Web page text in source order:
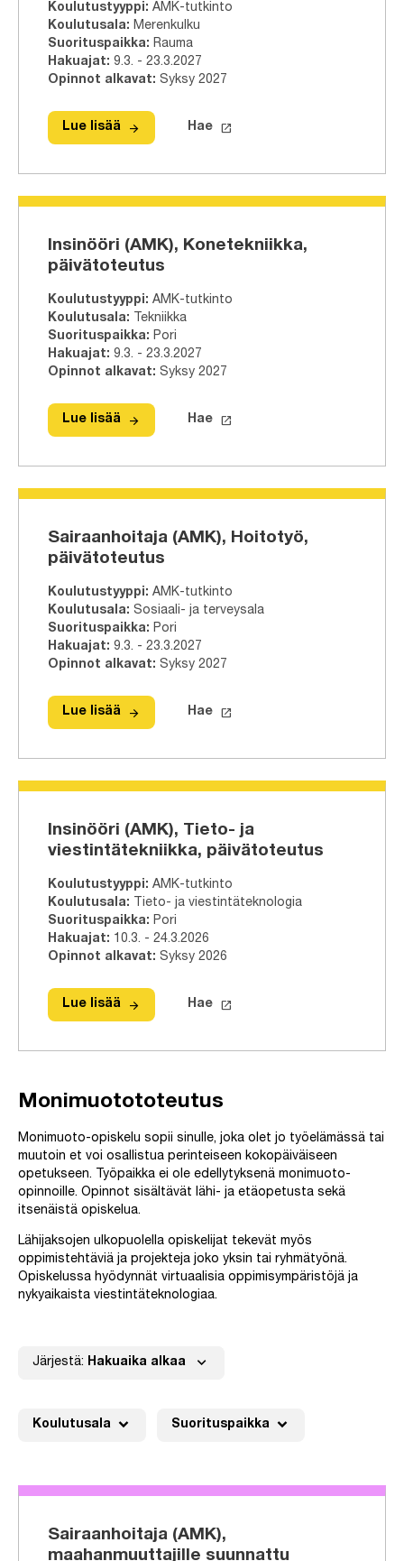
Koulutustyyppi: AMK-tutkinto
Koulutusala: Merenkulku
Suorituspaikka: Rauma
Hakuajat: 9.3. - 23.3.2027
Opinnot alkavat: Syksy 2027
Lue lisää Insinööri (AMK), Merenkulku,
Lue lisää arrow_forward
Hae tähän tutkinto-
Hae launch
Insinööri (AMK), Konetekniikka,
päivätoteutus
Koulutustyyppi: AMK-tutkinto
Koulutusala:
Tekniikka
Suorituspaikka: Pori
Hakuajat: 9.3. - 23.3.2027
Opinnot alkavat: Syksy 2027
Lue lisää Insinööri (AMK), Konetekniikka,
Lue lisää arrow_forward
Hae tähän tutkinto-
Hae launch
Sairaanhoitaja (AMK), Hoitotyö,
päivätoteutus
Koulutustyyppi: AMK-tutkinto
Koulutusala: Sosiaali- ja terveysala
Suorituspaikka: Pori
Hakuajat: 9.3. - 23.3.2027
Opinnot alkavat: Syksy 2027
Lue lisää Sairaanhoitaja (AMK), Hoitotyö,
Lue lisää arrow_forward
Hae tähän tutkinto-
Hae launch
Insinööri (AMK), Tieto- ja
viestintätekniikka, päivätoteutus
Koulutustyyppi: AMK-tutkinto
Koulutusala:
Tieto- ja viestintäteknologia
Suorituspaikka: Pori
Hakuajat: 10.3. - 24.3.2026
Opinnot alkavat: Syksy 2026
Lue lisää Insinööri (AMK), Tieto- ja
Lue lisää arrow_forward
Hae tähän tutkinto-
Hae launch
Monimuotototeutus
Monimuoto-opiskelu sopii sinulle, joka olet jo työelämässä tai
muutoin et voi osallistua perinteiseen kokopäiväiseen
opetukseen. Työpaikka ei ole edellytyksenä monimuoto-
opinnoille. Opinnot sisältävät lähi- ja etäopetusta sekä
itsenäistä opiskelua.
Lähijaksojen ulkopuolella opiskelijat tekevät myös
oppimistehtäviä ja projekteja joko yksin tai ryhmätyönä.
Opiskelussa hyödynnät virtuaalisia oppimisympäristöjä ja
nykyaikaista viestintäteknologiaa.
Koulutusala expand_more Suorituspaikka expand_more
Järjestä: Hakuaika alkaa expand_more
Sairaanhoitaja (AMK),
maahanmuuttajille suunnattu